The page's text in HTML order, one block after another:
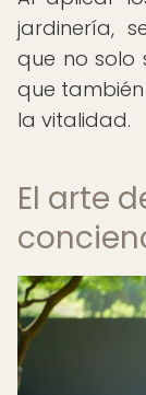
jardinería,
que no solo
que
la vitalidad.
El arte